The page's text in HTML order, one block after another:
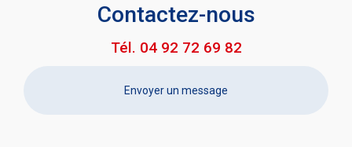
Contactez-nous
Tél. 04 92 72 69 82
Envoyer un message